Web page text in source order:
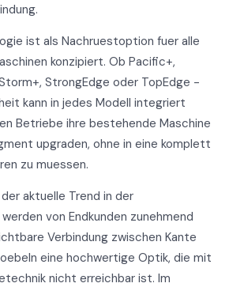
ist als Nachruestoption fuer alle
konzipiert. Ob Pacific+,
StrongEdge oder TopEdge -
kann in jedes Modell integriert
Betriebe ihre bestehende Maschine
upgraden, ohne in eine komplett
zu muessen.
aktuelle Trend in der
von Endkunden zunehmend
Verbindung zwischen Kante
eine hochwertige Optik, die mit
nicht erreichbar ist. Im